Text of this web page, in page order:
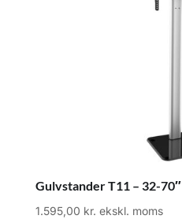
Gulvstander T11 – 32-70″
1.595,00 kr. ekskl. moms